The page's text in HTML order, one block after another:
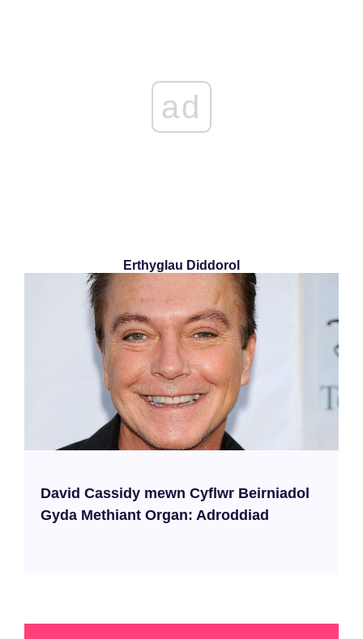
ad
Erthyglau Diddorol
David Cassidy mewn Cyflwr Beirniadol
Gyda Methiant Organ: Adroddiad